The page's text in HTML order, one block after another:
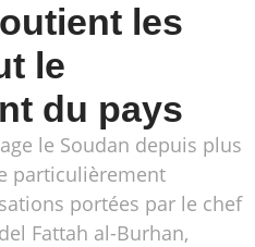
les
le
du pays
le Soudan depuis plus
particulièrement
portées par le chef
Fattah al-Burhan,